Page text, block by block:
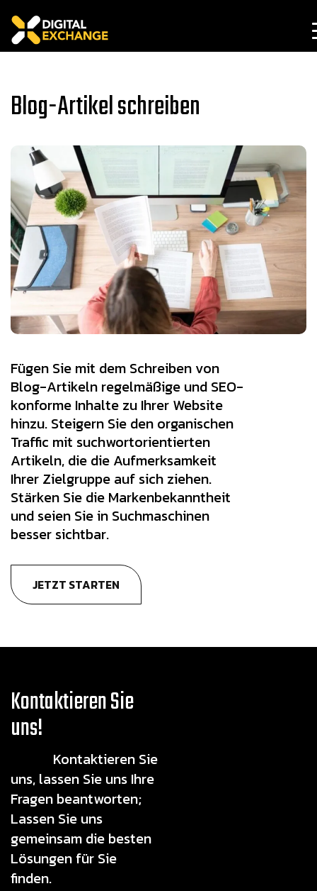
Blog-Artikel schreiben
Fügen Sie mit dem Schreiben von
Blog-Artikeln regelmäßige und SEO-
konforme Inhalte zu Ihrer Website
hinzu. Steigern Sie den organischen
Traffic mit suchwortorientierten
Artikeln, die die Aufmerksamkeit
Ihrer Zielgruppe auf sich ziehen.
Stärken Sie die Markenbekanntheit
und seien Sie in Suchmaschinen
besser sichtbar.
JETZT STARTEN
Kontaktieren Sie
uns!
Kontaktieren Sie
uns, lassen Sie uns Ihre
Fragen beantworten;
Lassen Sie uns
gemeinsam die besten
Lösungen für Sie
finden.